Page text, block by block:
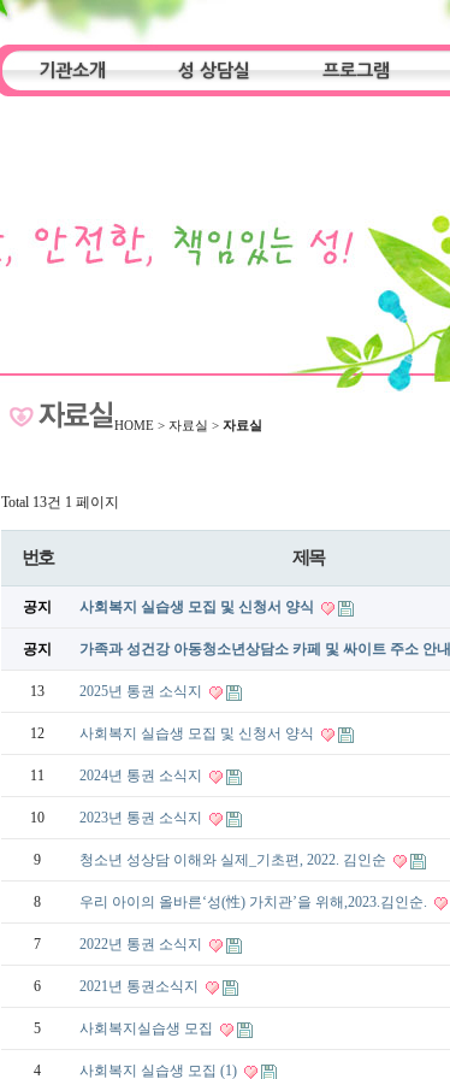
기관소개 성 상담실 프로그램
HOME > 자료실 > 자료실
Total 13건 1 페이지
번호 제목
공지 사회복지 실습생 모집 및 신청서 양식
공지 가족과 성건강 아동청소년상담소 카페 및 싸이트 주소 안내
13 2025년 통권 소식지
12 사회복지 실습생 모집 및 신청서 양식
11 2024년 통권 소식지
10 2023년 통권 소식지
9 청소년 성상담 이해와 실제_기초편, 2022. 김인순
8 우리 아이의 올바른‘성(性) 가치관’을 위해,2023.김인순.
7 2022년 통권 소식지
6 2021년 통권소식지
5 사회복지실습생 모집
4 사회복지 실습생 모집 (1)